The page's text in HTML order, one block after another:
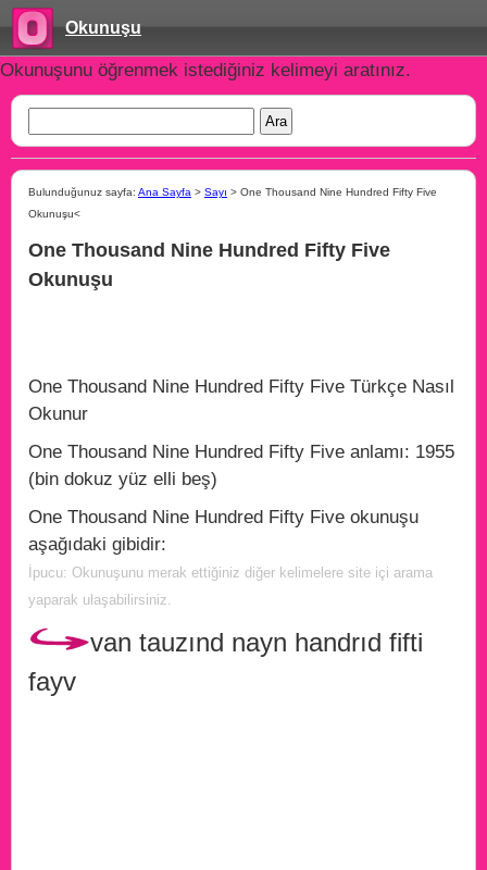
Okunuşu
Okunuşunu öğrenmek istediğiniz kelimeyi aratınız.
Bulunduğunuz sayfa: Ana Sayfa > Sayı > One Thousand Nine Hundred Fifty Five
Okunuşu<
One Thousand Nine Hundred Fifty Five
Okunuşu
One Thousand Nine Hundred Fifty Five Türkçe Nasıl
Okunur
One Thousand Nine Hundred Fifty Five anlamı: 1955
(bin dokuz yüz elli beş)
One Thousand Nine Hundred Fifty Five okunuşu
aşağıdaki gibidir:
İpucu: Okunuşunu merak ettiğiniz diğer kelimelere site içi arama
yaparak ulaşabilirsiniz.
van tauzınd nayn handrıd fifti
fayv